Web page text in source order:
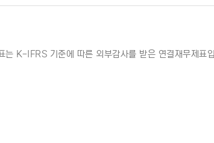
K-IFRS 기준에 따른 외부감사를 받은 연결재무제표